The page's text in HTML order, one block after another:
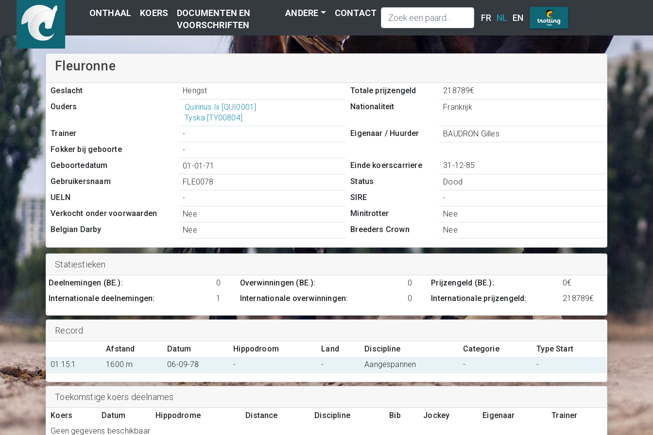
ONTHAAL KOERS
DOCUMENTEN EN
VOORSCHRIFTEN
ANDERE CONTACT FR NL EN
Fleuronne
Geslacht Hengst Totale prijzengeld
218789€
Ouders
Quirinus Iii [QUI0001]
Tyska [TY00804]
Nationaliteit Frankrijk
Trainer - Eigenaar / Huurder
BAUDRON Gilles
Fokker bij geboorte
-
Geboortedatum
01-01-71 Einde koerscarriere
31-12-85
Gebruikersnaam
FLE0078 Status
Dood
UELN
- SIRE
-
Verkocht onder voorwaarden
Nee Minitrotter
Nee
Belgian Darby
Nee Breeders Crown Nee
Statiestieken
Deelnemingen (BE.):
0
Internationale deelnemingen: 1
Overwinningen (BE.):
0
Internationale overwinningen: 0
Prijzengeld (BE.):
0€
Internationale prijzengeld: 218789€
Record
Afstand Datum Hippodroom Land Discipline Categorie
Type Start
01:15:1
1600 m 06-09-78 - - Aangespannen - -
Toekomstige koers deelnames
Koers Datum Hippodrome Distance Discipline Bib Jockey Eigenaar
Trainer
Geen gegevens beschikbaar